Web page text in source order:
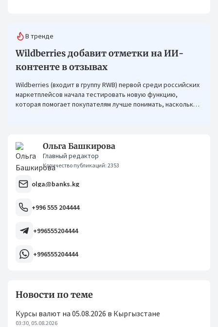
В тренде
Wildberries добавит отметки на ИИ-
контенте в отзывах
Wildberries (входит в группу RWB) первой среди российских
маркетплейсов начала тестировать новую функцию,
которая помогает покупателям лучше понимать, насколько
Ольга Башкирова
Главный редактор
Количество публикаций: 2353
olga@banks.kg
+996 555 204444
+996555204444
+996555204444
Новости по теме
Курсы валют на 05.08.2026 в Кыргызстане
03:30, 05.08.2026